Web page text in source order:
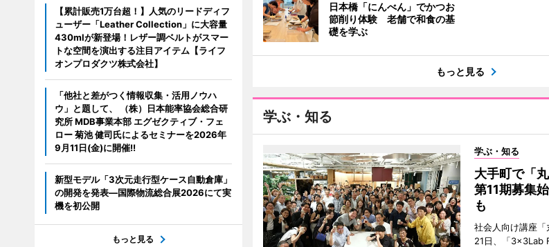
日本橋「にんべん」でかつお
節削り体験 老舗で和食の基
礎を学ぶ
もっと見る
学ぶ・知る
学ぶ・知る
大手町で「
第11期募集
も
社会人向け講座
21日、「3×3Lab
【累計販売1万台超！】人気のリードディフ
ューザー「Leather Collection」に大容量
430mlが新登場！レザー調ベルトがスマー
トな空間を演出する注目アイテム【ライフ
オンプロダクツ株式会社】
「他社と差がつく情報収集・活用ノウハ
ウ」と題して、 （株）日本能率協会総合研
究所 MDB事業本部 エグゼクティブ・フェ
ロー 菊池 健司氏によるセミナーを2026年
9月11日(金)に開催!!
新型モデル「3次元走行型ケース自動倉庫」
の開発を発表―国際物流総合展2026にて実
機を初公開
もっと見る